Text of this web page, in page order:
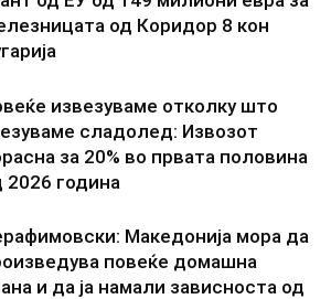
од Коридор 8 кон
извезуваме отколку што
сладолед: Извозот
за 20% во првата половина
2026 година
Македонија мора да
повеќе домашна
и да ја намали зависноста од